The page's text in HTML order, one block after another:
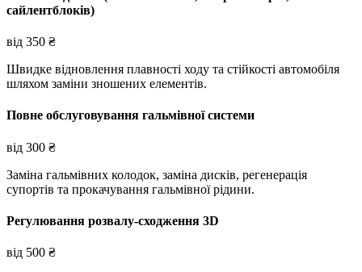
сайлентблоків)
від 350 ₴
Швидке відновлення плавності ходу та стійкості автомобіля
шляхом заміни зношених елементів.
Повне обслуговування гальмівної системи
від 300 ₴
Заміна гальмівних колодок, заміна дисків, регенерація
супортів та прокачування гальмівної рідини.
Регулювання розвалу-сходження 3D
від 500 ₴